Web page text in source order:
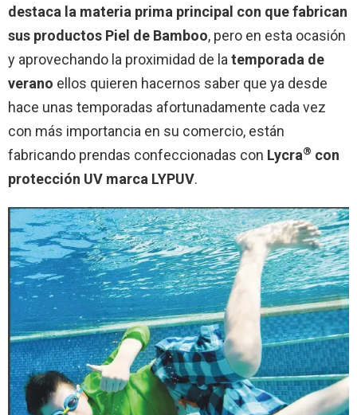
destaca la materia prima principal con que fabrican
sus productos Piel de Bamboo, pero en esta ocasión
y aprovechando la proximidad de la temporada de
verano ellos quieren hacernos saber que ya desde
hace unas temporadas afortunadamente cada vez
con más importancia en su comercio, están
fabricando prendas confeccionadas con Lycra® con
protección UV marca LYPUV.